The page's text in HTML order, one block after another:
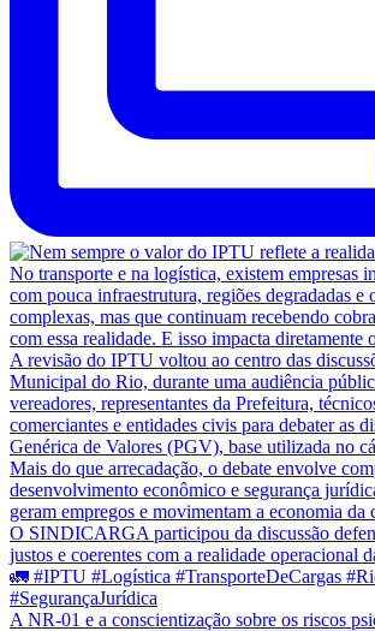
A NR-01 e a conscientização sobre os riscos